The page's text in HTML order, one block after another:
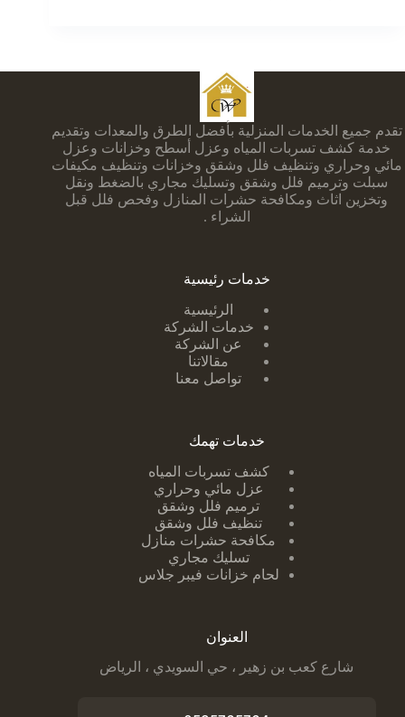
تقدم جميع الخدمات المنزلية بأفضل الطرق والمعدات وتقديم
خدمة كشف تسربات المياه وعزل أسطح وخزانات وعزل
مائي وحراري وتنظيف فلل وشقق وخزانات وتنظيف مكيفات
سبلت وترميم فلل وشقق وتسليك مجاري بالضغط ونقل
وتخزين اثاث ومكافحة حشرات المنازل وفحص فلل قبل
الشراء .
خدمات رئيسية
الرئيسية
خدمات الشركة
عن الشركة
مقالاتنا
تواصل معنا
خدمات تهمك
كشف تسربات ا لمياه
عزل مائي وحراري
ترميم فلل وشقق
تنظيف فلل وشقق
مكافحة حشرات منازل
تسليك مجاري
لحام خزانات فيبر جلاس
العنوان
شارع كعب بن زهير ، حي السويدي ، الرياض